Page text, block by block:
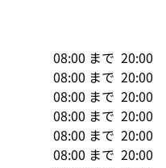
08:00 まで 20:00
08:00 まで 20:00
08:00 まで 20:00
08:00 まで 20:00
08:00 まで 20:00
08:00 まで 20:00